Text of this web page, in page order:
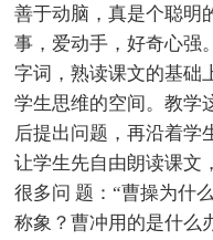
善于动脑，真是个聪明
事，爱动手，好奇心强
字词，熟读课文的基础
学生思维的空间。教学
后提出问题，再沿着学
让学生先自由朗读课文
很多问 题：“曹操为什
称象？曹冲用的是什么